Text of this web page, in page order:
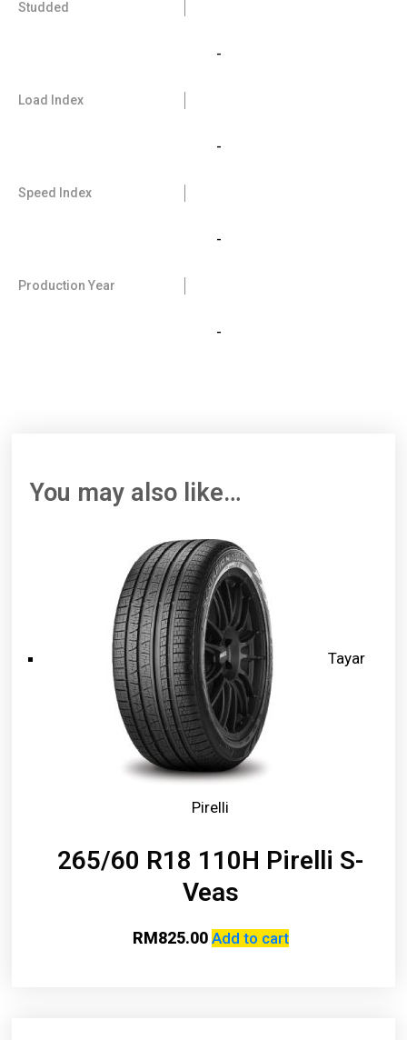
Studded
-
Load Index
-
Speed Index
-
Production Year
-
You may also like…
Tayar
Pirelli
265/60 R18 110H Pirelli S-
Veas
RM825.00 Add to cart